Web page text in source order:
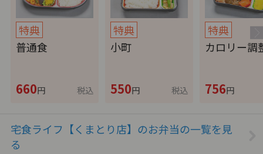
特典
普通食
660円 税込
特典
小町
550円 税込
特典
カロリー調
756円
宅食ライフ【くまとり店】のお弁当の一覧を見
る